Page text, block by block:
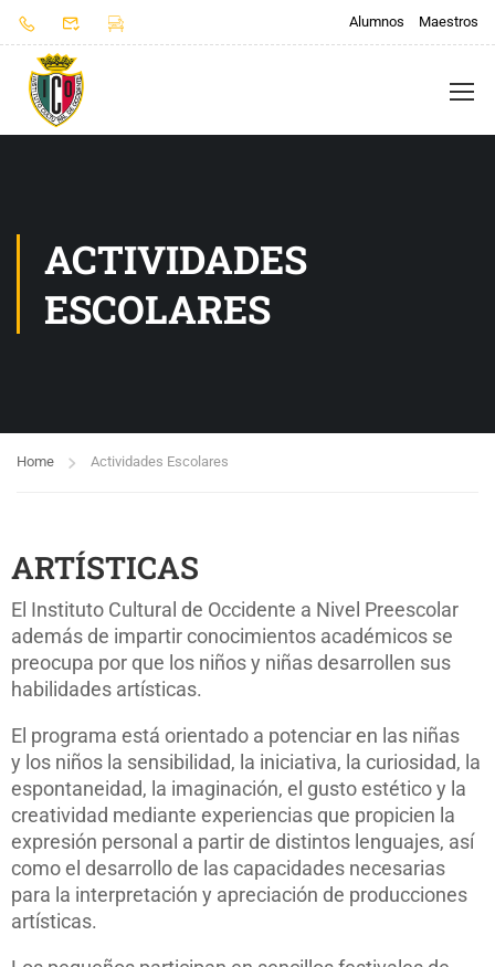
Alumnos Maestros
ACTIVIDADES
ESCOLARES
Home Actividades Escolares
ARTÍSTICAS
El Instituto Cultural de Occidente a Nivel Preescolar
además de impartir conocimientos académicos se
preocupa por que los niños y niñas desarrollen sus
habilidades artísticas.
El programa está orientado a potenciar en las niñas
y los niños la sensibilidad, la iniciativa, la curiosidad, la
espontaneidad, la imaginación, el gusto estético y la
creatividad mediante experiencias que propicien la
expresión personal a partir de distintos lenguajes, así
como el desarrollo de las capacidades necesarias
para la interpretación y apreciación de producciones
artísticas.